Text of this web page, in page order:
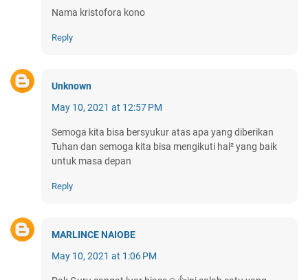
Nama kristofora kono
Reply
Unknown
May 10, 2021 at 12:57 PM
Semoga kita bisa bersyukur atas apa yang diberikan
Tuhan dan semoga kita bisa mengikuti hal² yang baik
untuk masa depan
Reply
MARLINCE NAIOBE
May 10, 2021 at 1:06 PM